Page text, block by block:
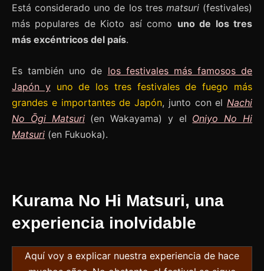
Está considerado uno de los tres matsuri(festivales)
más populares de Kioto así como uno de los tres
más excéntricos del país.
Es también uno de los festivales más famosos de
Japón y uno de los tres festivales de fuego más
grandes e importantes de Japón, junto con el Nachi
No Ōgi Matsuri(en Wakayama) y el Oniyo No Hi
Matsuri (en Fukuoka).
Kurama No Hi Matsuri, una
experiencia inolvidable
Aquí voy a explicar nuestra experiencia de hace